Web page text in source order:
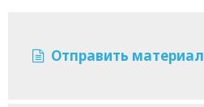
Отправить материал